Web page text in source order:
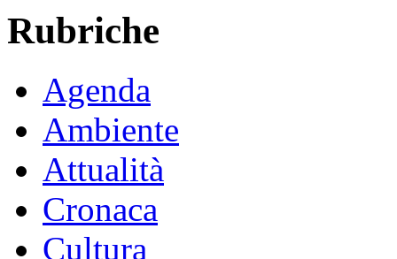
Rubriche
Agenda
Ambiente
Attualità
Cronaca
Cultura